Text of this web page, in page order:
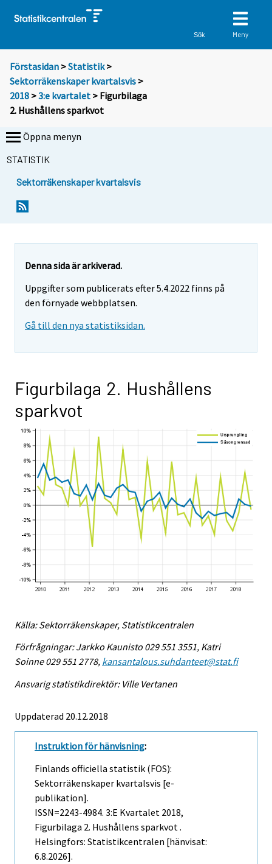
Sök Meny
Förstasidan >Statistik >
Sektorräkenskaper kvartalsvis >
2018 >3:e kvartalet > Figurbilaga
2. Hushållens sparkvot
Öppna menyn
STATISTIK
Sektorräkenskaper kvartalsvis
Denna sida är arkiverad.
Uppgifter som publicerats efter 5.4.2022 finns på
den förnyade webbplatsen.
Gå till den nya statistiksidan.
Figurbilaga 2. Hushållens
sparkvot
Källa: Sektorräkenskaper, Statistikcentralen
Förfrågningar: Jarkko Kaunisto 029 551 3551, Katri
Soinne 029 551 2778, kansantalous.suhdanteet@stat.fi
Ansvarig statistikdirektör: Ville Vertanen
Uppdaterad 20.12.2018
Instruktion för hänvisning:
Finlands officiella statistik (FOS):
Sektorräkenskaper kvartalsvis [e-
publikation].
ISSN=2243-4984. 3:e Kvartalet 2018,
Figurbilaga 2. Hushållens sparkvot .
Helsingfors: Statistikcentralen [hänvisat:
6.8.2026].